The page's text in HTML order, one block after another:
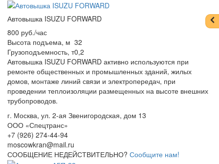
Автовышка ISUZU FORWARD
800 руб./час
Высота подъема, м 32
Грузоподъемность, т0,2
Автовышка ISUZU FORWARD активно используются при
ремонте общественных и промышленных зданий, жилых
домов, монтаже линий связи и электропередач, при
проведении теплоизоляции размещенных на высоте внешних
трубопроводов.
г. Москва, ул. 2-ая Звенигородская, дом 13
ООО «Спецтранс»
+7 (926) 274-44-94
moscowkran@mail.ru
СООБЩЕНИЕ НЕДЕЙСТВИТЕЛЬНО? Сообщите нам!